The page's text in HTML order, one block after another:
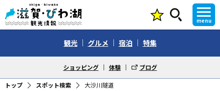
menu
観光 グルメ 宿泊 特集
ショッピング 体験 ブログ
トップ スポット検索 大沙川隧道